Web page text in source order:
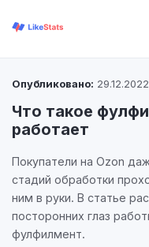
Опубликовано: 29.12.2022
Что такое
работает
Покупатели на Ozon
стадий обработки
ним в руки. В статье
посторонних глаз
фулфилмент.